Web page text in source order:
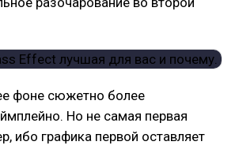
фоне сюжетно более
Но не самая первая
ибо графика первой оставляет